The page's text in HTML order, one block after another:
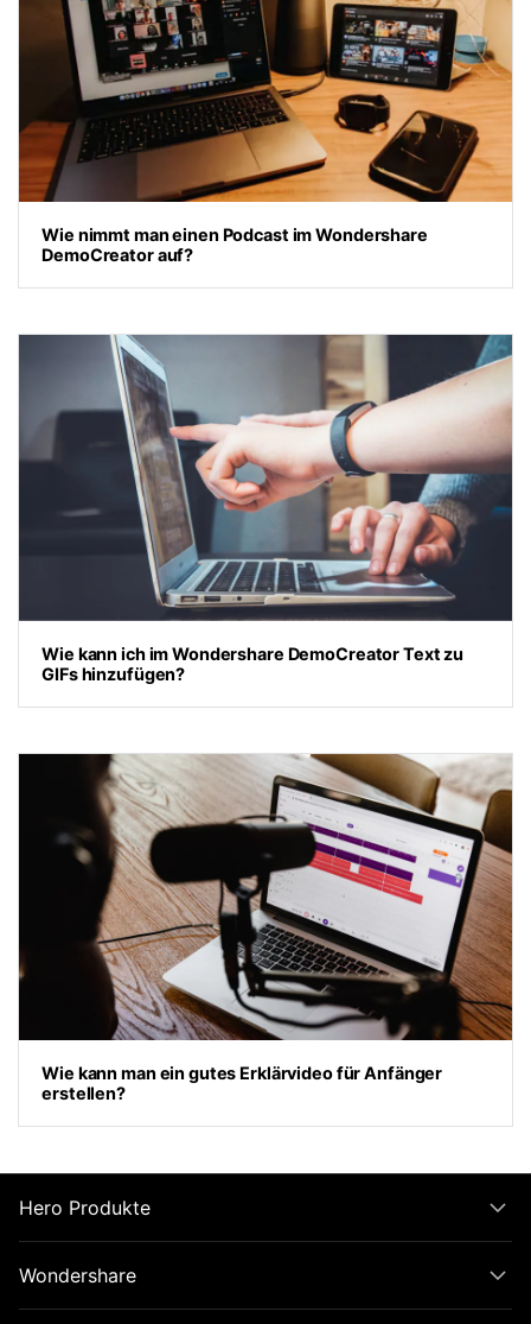
Wie nimmt man einen Podcast im Wondershare
DemoCreator auf?
Wie kann ich im Wondershare DemoCreator Text zu
GIFs hinzufügen?
Wie kann man ein gutes Erklärvideo für Anfänger
erstellen?
Hero Produkte
Wondershare